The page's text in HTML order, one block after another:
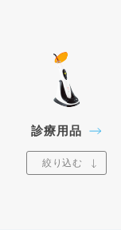
診療用品
絞り込む